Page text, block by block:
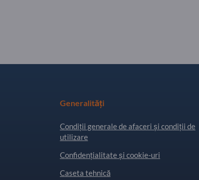
Generalități
Condiţii generale de afaceri și condiții de
utilizare
Confidențialitate și cookie-uri
Caseta tehnică